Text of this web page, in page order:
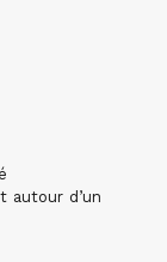
autour d’un